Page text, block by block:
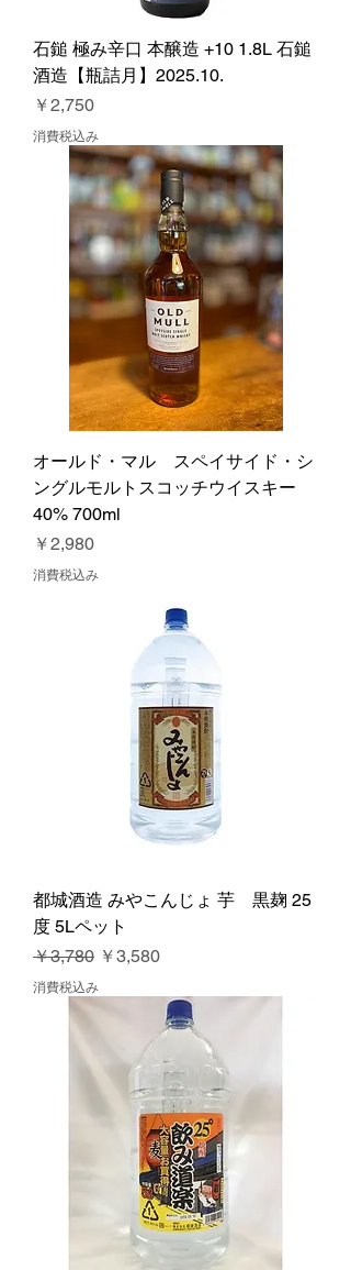
石鎚 極み辛口 本醸造 +10 1.8L 石鎚
酒造【瓶詰月】2025.10.
価格
￥2,750
消費税込み
オールド・マル スペイサイド・シ
ングルモルトスコッチウイスキー
40% 700ml
価格
￥2,980
消費税込み
都城酒造 みやこんじょ 芋 黒麹 25
度 5Lペット
通常価格
￥3,780 セール価格
￥3,580
消費税込み